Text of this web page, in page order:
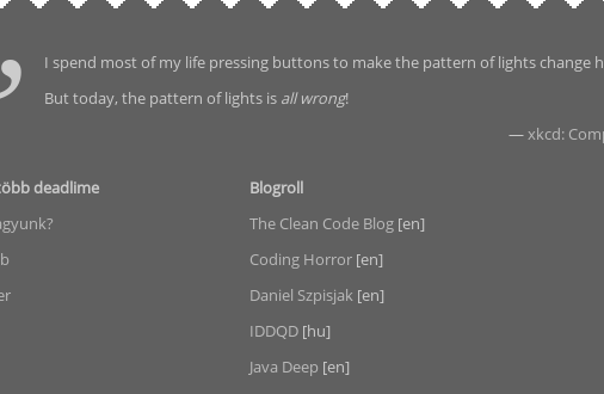
I spend most of my life pressing buttons to make the pattern of lights change
But today, the pattern of lights is all wrong!
—xkcd:
deadlime
Blogroll
The Clean Code Blog [en]
Coding Horror [en]
Daniel Szpisjak [en]
IDDQD [hu]
Java Deep [en]